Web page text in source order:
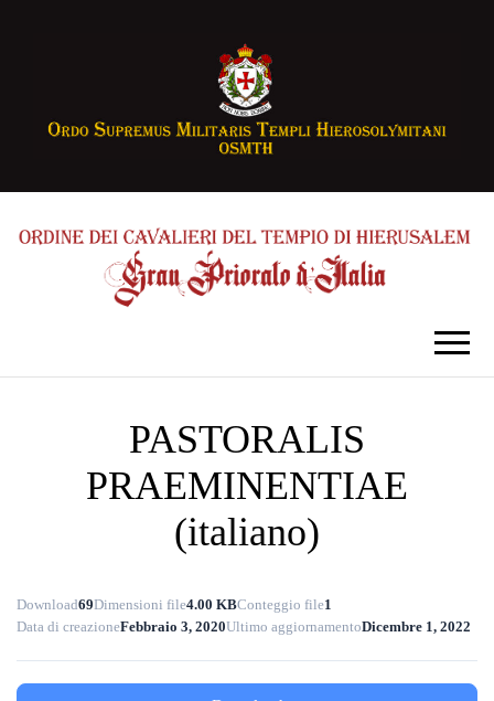
PASTORALIS
PRAEMINENTIAE
(italiano)
Download69Dimensioni file4.00 KBConteggio file1
Data di creazioneFebbraio 3, 2020Ultimo aggiornamentoDicembre 1, 2022